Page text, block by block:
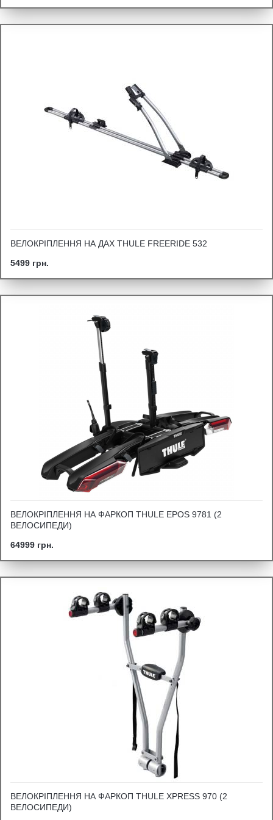
ВЕЛОКРІПЛЕННЯ НА ДАХ THULE FREERIDE 532
5499 грн.
ВЕЛОКРІПЛЕННЯ НА ФАРКОП THULE EPOS 9781 (2
ВЕЛОСИПЕДИ)
64999 грн.
ВЕЛОКРІПЛЕННЯ НА ФАРКОП THULE XPRESS 970 (2
ВЕЛОСИПЕДИ)